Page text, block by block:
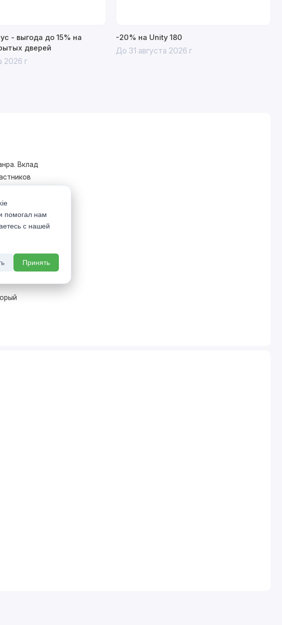
- выгода до 15% на
дверей
2026 г
-20% на Unity 180
До 31 августа 2026 г
Вклад
помогал нам
с нашей
Принять